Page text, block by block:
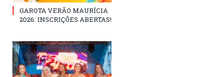
GAROTA VERÃO MAURÍCIA
2026: INSCRIÇÕES ABERTAS!